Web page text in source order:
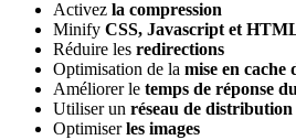
Activez la compression
Minify CSS, Javascript et
Réduire les redirections
Optimisation de la mise en
Améliorer le temps de réponse
Utiliser un réseau de distribution
Optimiserles images